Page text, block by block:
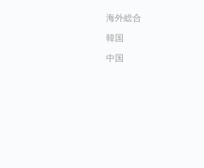
海外総合
韓国
中国